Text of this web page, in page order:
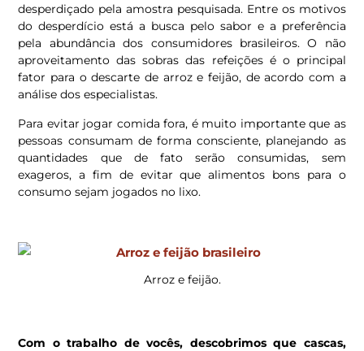
desperdiçado pela amostra pesquisada. Entre os motivos
do desperdício está a busca pelo sabor e a preferência
pela abundância dos consumidores brasileiros. O não
aproveitamento das sobras das refeições é o principal
fator para o descarte de arroz e feijão, de acordo com a
análise dos especialistas.
Para evitar jogar comida fora, é muito importante que as
pessoas consumam de forma consciente, planejando as
quantidades que de fato serão consumidas, sem
exageros, a fim de evitar que alimentos bons para o
consumo sejam jogados no lixo.
Arroz e feijão.
Com o trabalho de vocês, descobrimos que cascas,